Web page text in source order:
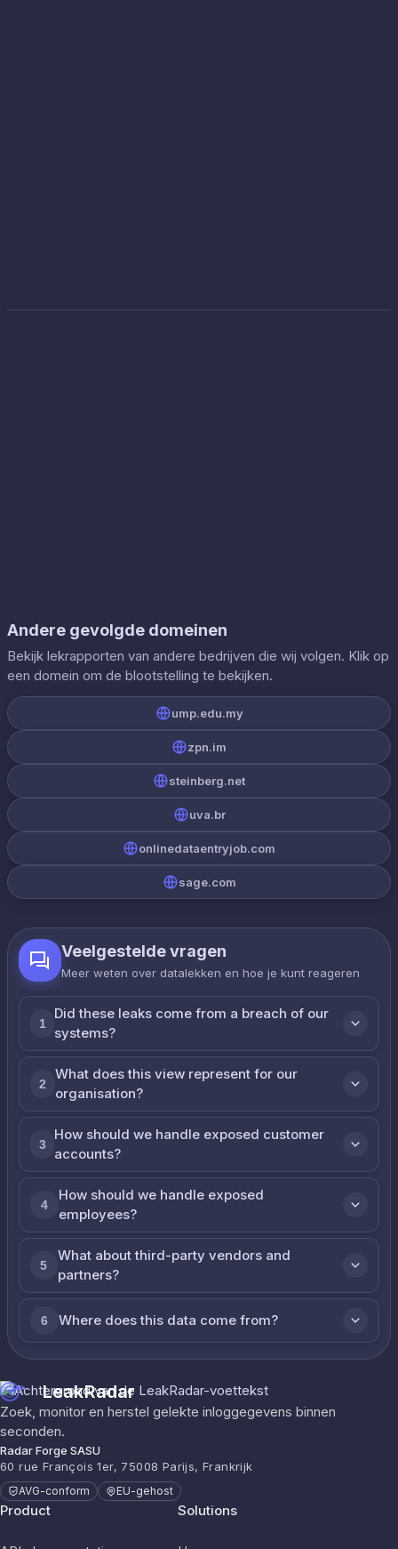
Andere gevolgde domeinen
Bekijk lekrapporten van andere bedrijven die wij volgen. Klik op
een domein om de blootstelling te bekijken.
ump.edu.my
zpn.im
steinberg.net
uva.br
onlinedataentryjob.com
sage.com
Veelgestelde vragen
Meer weten over datalekken en hoe je kunt reageren
1
Did these leaks come from a breach of our
systems?
2
What does this view represent for our
organisation?
3
How should we handle exposed customer
accounts?
4
How should we handle exposed
employees?
5
What about third-party vendors and
partners?
6 Where does this data come from?
LeakRadar
Zoek, monitor en herstel gelekte inloggegevens binnen
seconden.
Radar Forge SASU
60 rue François 1er, 75008 Parijs, Frankrijk
AVG-conform EU-gehost
Product Solutions